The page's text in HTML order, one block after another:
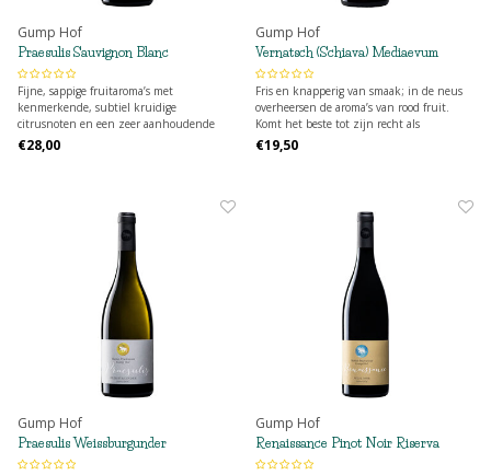
Gump Hof
Praesulis Sauvignon Blanc
Fijne, sappige fruitaroma’s met
kenmerkende, subtiel kruidige
citrusnoten en een zeer aanhoudende
afdronk.
€28,00
Gump Hof
Vernatsch (Schiava) Mediaevum
Fris en knapperig van smaak; in de neus
overheersen de aroma’s van rood fruit.
Komt het beste tot zijn recht als
begeleider van gerechten.
€19,50
Gump Hof
Praesulis Weissburgunder
Gump Hof
Renaissance Pinot Noir Riserva